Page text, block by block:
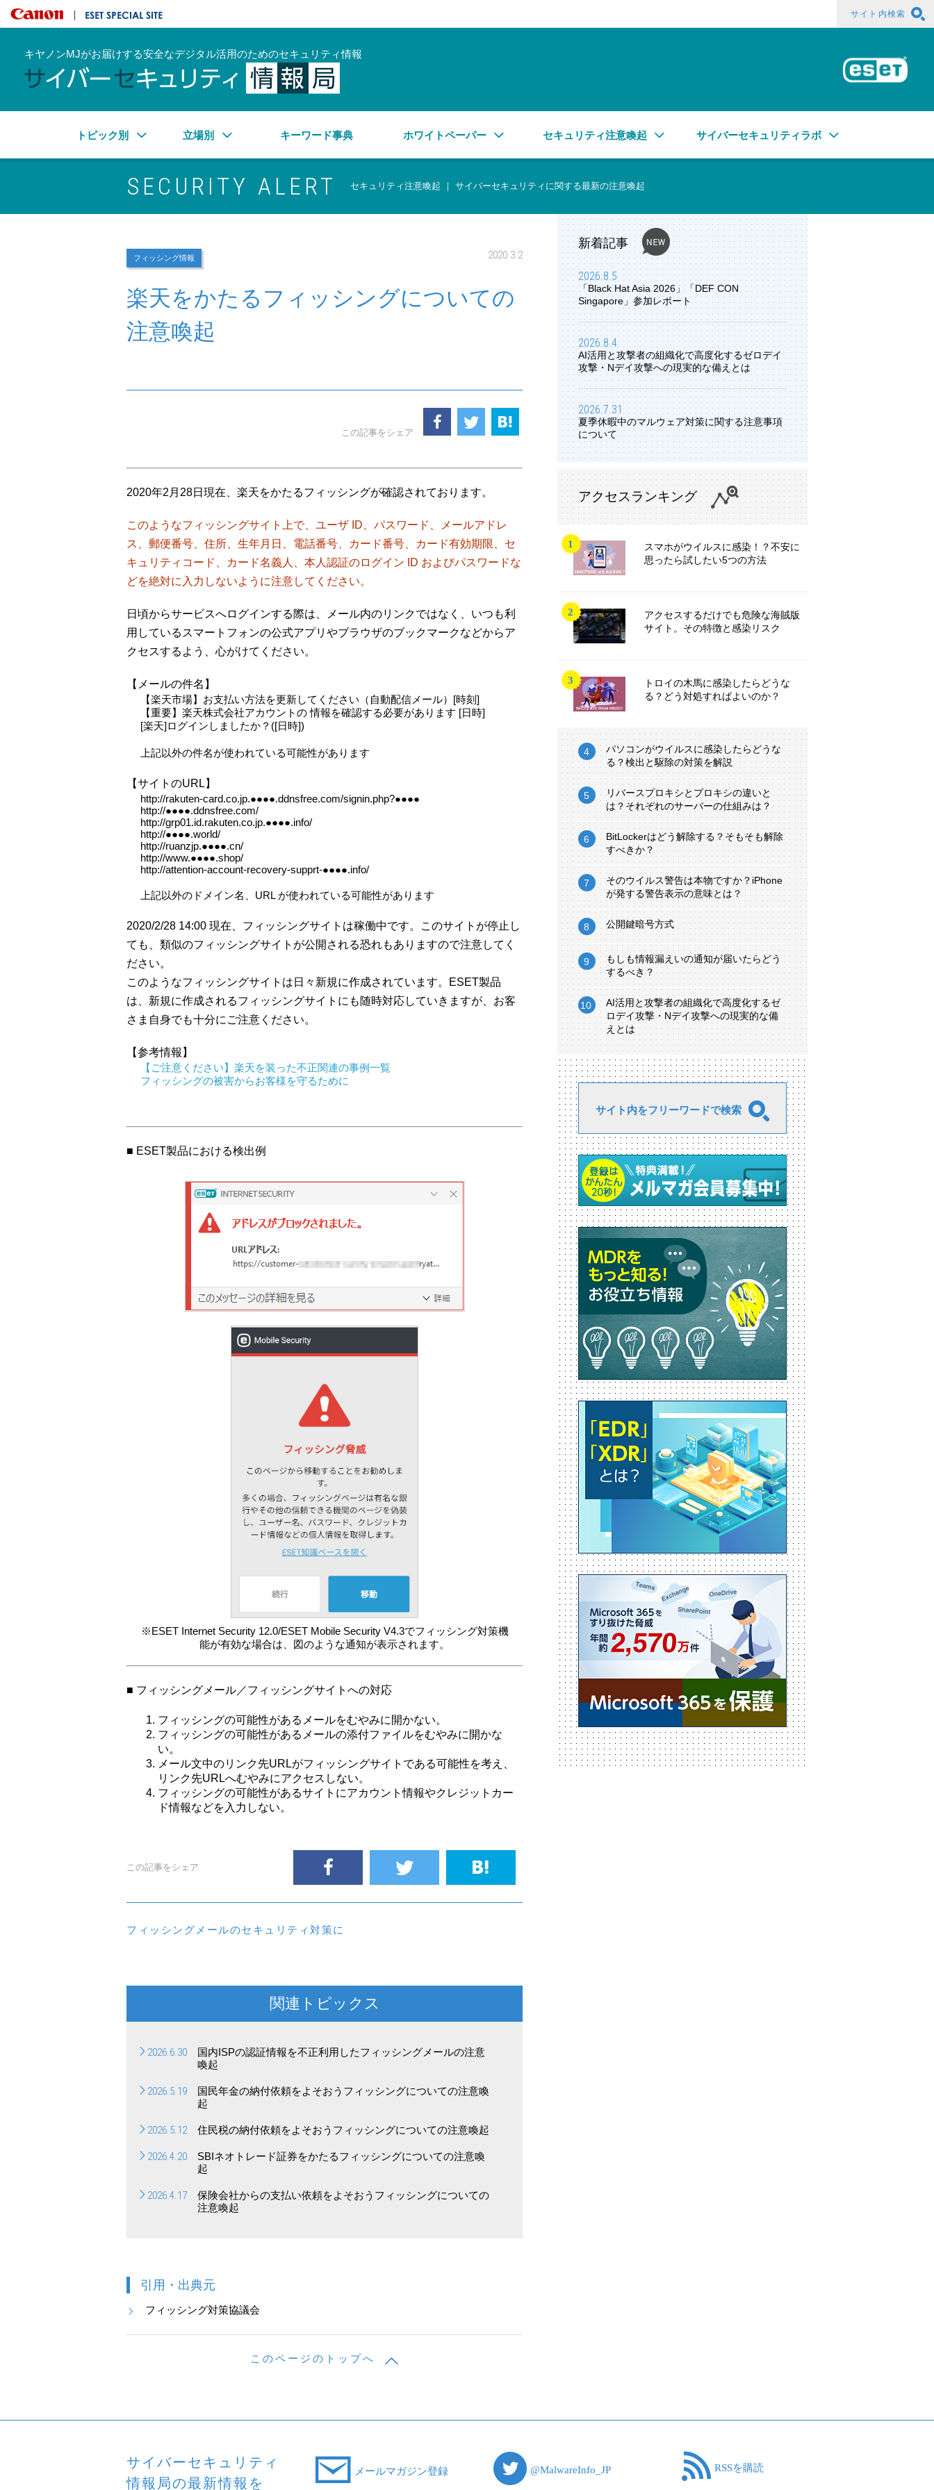
キヤノンマーケティングジャパン株式会社 サイト内検索
キヤノンMJがお届けする安全なデジタル活用のためのセキュリティ情報
トピック別 立場別 キーワード事典 ホワイトペーパー セキュリティ注意喚起 サイバーセキュリティラボ
SECURITY ALERT セキュリティ注意喚起 ｜ サイバーセキュリティに関する最新の注意喚起
フィッシング情報 2020.3.2
楽天をかたるフィッシングについての
注意喚起
この記事をシェア
2020年2月28日現在、楽天をかたるフィッシングが確認されております。
このようなフィッシングサイト上で、ユーザ ID、パスワード、メールアドレ
ス、郵便番号、住所、生年月日、電話番号、カード番号、カード有効期限、セ
キュリティコード、カード名義人、本人認証のログイン ID およびパスワードな
どを絶対に入力しないように注意してください。
日頃からサービスへログインする際は、メール内のリンクではなく、いつも利
用しているスマートフォンの公式アプリやブラウザのブックマークなどからア
クセスするよう、心がけてください。
【メールの件名】
【楽天市場】お支払い方法を更新してください（自動配信メール）[時刻]
【重要】楽天株式会社アカウントの 情報を確認する必要があります [日時]
[楽天]ログインしましたか？([日時])
上記以外の件名が使われている可能性があります
【サイトのURL】
http://rakuten-card.co.jp.●●●●.ddnsfree.com/signin.php?●●●●
http://●●●●.ddnsfree.com/
http://grp01.id.rakuten.co.jp.●●●●.info/
http://●●●●.world/
http://ruanzjp.●●●●.cn/
http://www.●●●●.shop/
http://attention-account-recovery-supprt-●●●●.info/
上記以外のドメイン名、URL が使われている可能性があります
2020/2/28 14:00 現在、フィッシングサイトは稼働中です。このサイトが停止し
ても、類似のフィッシングサイトが公開される恐れもありますので注意してく
ださい。
このようなフィッシングサイトは日々新規に作成されています。ESET製品
は、新規に作成されるフィッシングサイトにも随時対応していきますが、お客
さま自身でも十分にご注意ください。
【参考情報】
【ご注意ください】楽天を装った不正関連の事例一覧
フィッシングの被害からお客様を守るために
■ ESET製品における検出例
※ESET Internet Security 12.0/ESET Mobile Security V4.3でフィッシング対策機
能が有効な場合は、図のような通知が表示されます。
■ フィッシングメール／フィッシングサイトへの対応
フィッシングの可能性があるメールをむやみに開かない。
フィッシングの可能性があるメールの添付ファイルをむやみに開かな
い。
メール文中のリンク先URLがフィッシングサイトである可能性を考え、
リンク先URLへむやみにアクセスしない。
フィッシングの可能性があるサイトにアカウント情報やクレジットカー
ド情報などを入力しない。
この記事をシェア
フィッシングメールのセキュリティ対策に
関連トピックス
2026.6.30
国内ISPの認証情報を不正利用したフィッシングメールの注意
喚起
2026.5.19
国民年金の納付依頼をよそおうフィッシングについての注意喚
起
2026.5.12 住民税の納付依頼をよそおうフィッシングについての注意喚起
2026.4.20
SBIネオトレード証券をかたるフィッシングについての注意喚
起
2026.4.17
保険会社からの支払い依頼をよそおうフィッシングについての
注意喚起
引用・出典元
フィッシング対策協議会
このページのトップへ
新着記事
2026.8.5
「Black Hat Asia 2026」「DEF CON
Singapore」参加レポート
2026.8.4
AI活用と攻撃者の組織化で高度化するゼロデイ
攻撃・Nデイ攻撃への現実的な備えとは
2026.7.31
夏季休暇中のマルウェア対策に関する注意事項
について
アクセスランキング
スマホがウイルスに感染！？不安に
思ったら試したい5つの方法
アクセスするだけでも危険な海賊版
サイト。その特徴と感染リスク
トロイの木馬に感染したらどうな
る？どう対処すればよいのか？
パソコンがウイルスに感染したらどうな
る？検出と駆除の対策を解説
リバースプロキシとプロキシの違いと
は？それぞれのサーバーの仕組みは？
BitLockerはどう解除する？そもそも解除
すべきか？
そのウイルス警告は本物ですか？iPhone
が発する警告表示の意味とは？
公開鍵暗号方式
もしも情報漏えいの通知が届いたらどう
するべき？
AI活用と攻撃者の組織化で高度化するゼ
ロデイ攻撃・Nデイ攻撃への現実的な備
えとは
サイト内をフリーワードで検索
サイバーセキュリティ
情報局の最新情報を
メールマガジン登録 @MalwareInfo_JP RSSを購読